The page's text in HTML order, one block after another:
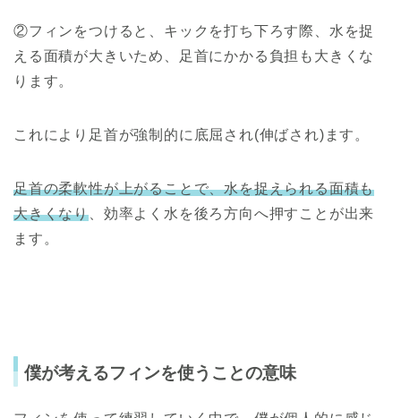
②フィンをつけると、キックを打ち下ろす際、水を捉
える面積が大きいため、足首にかかる負担も大きくな
ります。
これにより足首が強制的に底屈され(伸ばされ)ます。
足首の柔軟性が上がることで、水を捉えられる面積も
大きくなり 、効率よく水を後ろ方向へ押すことが出来
ます。
僕が考えるフィンを使うことの意味